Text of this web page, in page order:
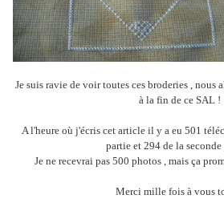
Je suis ravie de voir toutes ces broderies ,
à la fin de ce SAL !
A l'heure où j'écris cet article il y a eu 501
partie et 294 de la
Je ne recevrai pas 500 photos , mais ça
Merci mille fois à vous